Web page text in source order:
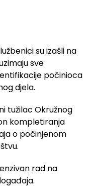
su izašli na
sve
počinioca
djela.
tužilac Okružnog
kompletiranja
o počinjenom
rad na